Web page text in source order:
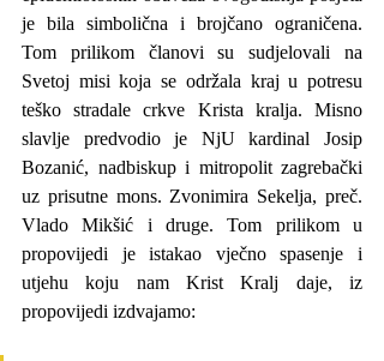
je bila simbolična i brojčano ograničena.
Tom prilikom članovi su sudjelovali na
Svetoj misi koja se održala kraj u potresu
teško stradale crkve Krista kralja. Misno
slavlje predvodio je NjU kardinal Josip
Bozanić, nadbiskup i mitropolit zagrebački
uz prisutne mons. Zvonimira Sekelja, preč.
Vlado Mikšić i druge. Tom prilikom u
propovijedi je istakao vječno spasenje i
utjehu koju nam Krist Kralj daje, iz
propovijedi izdvajamo: